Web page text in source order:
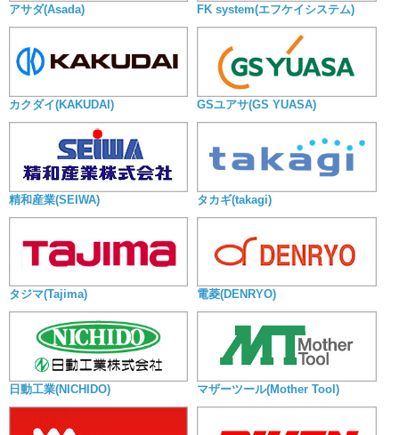
アサダ(Asada) FK system(エフケイシステム)
カクダイ(KAKUDAI) GSユアサ(GS YUASA)
精和産業(SEIWA) タカギ(takagi)
タジマ(Tajima) 電菱(DENRYO)
日動工業(NICHIDO) マザーツール(Mother Tool)